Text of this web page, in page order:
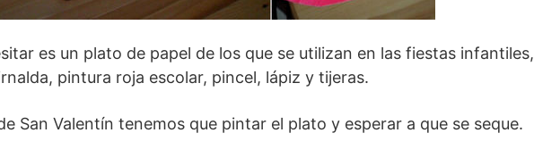
es un plato de papel de los que se utilizan en las fiestas infantiles,
pintura roja escolar, pincel, lápiz y tijeras.
San Valentín tenemos que pintar el plato y esperar a que se seque.